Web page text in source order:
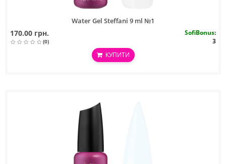
Water Gel Steffani 9 ml №1
170.00 грн.
(0)
SofiBonus:
3
КУПИТИ